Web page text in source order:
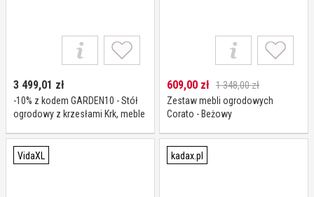
3 499,01 zł
-10% z kodem GARDEN10 - Stół
ogrodowy z krzesłami Krk, meble
609,00 zł 1 348,00 zł
Zestaw mebli ogrodowych
Corato - Beżowy
VidaXL kadax.pl